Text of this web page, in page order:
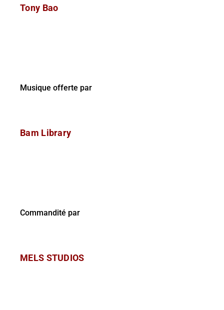
Tony Bao
Musique offerte par
Bam Library
Commandité par
MELS STUDIOS